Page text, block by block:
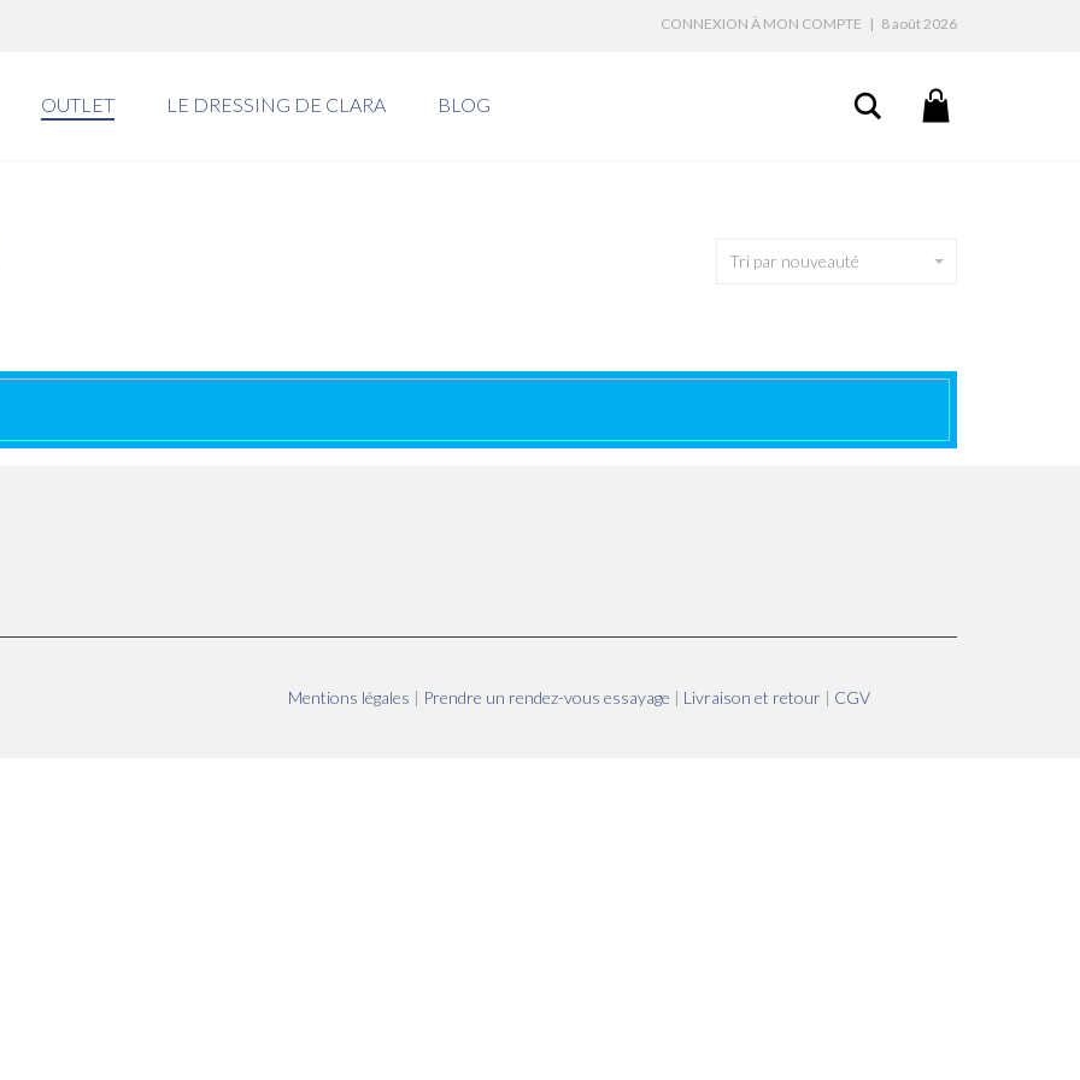
CONNEXION À MON COMPTE | 8 août 2026
OUTLET LE DRESSING DE CLARA BLOG Search
Tri par nouveauté
Mentions légales | Prendre un rendez-vous essayage | Livraison et retour | CGV